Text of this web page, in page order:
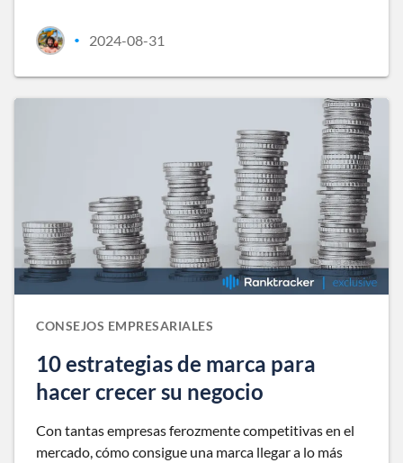
• 2024-08-31
CONSEJOS EMPRESARIALES
10 estrategias de marca para
hacer crecer su negocio
Con tantas empresas ferozmente competitivas en el
mercado, cómo consigue una marca llegar a lo más